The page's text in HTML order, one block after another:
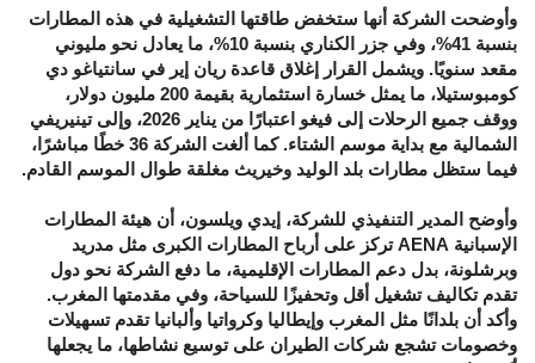
وأوضحت الشركة أنها ستخفض طاقتها التشغيلية في هذه المطارات
بنسبة 41%، وفي جزر الكناري بنسبة 10%، ما يعادل نحو مليوني
مقعد سنويًا. ويشمل القرار إغلاق قاعدة ريان إير في سانتياغو دي
كومبوستيلا، ما يمثل خسارة استثمارية بقيمة 200 مليون دولار،
ووقف جميع الرحلات إلى فيغو اعتبارًا من يناير 2026، وإلى تينيريفي
الشمالية مع بداية موسم الشتاء. كما ألغت الشركة 36 خطًا مباشرًا،
فيما ستظل مطارات بلد الوليد وخيريث مغلقة طوال الموسم القادم.
وأوضح المدير التنفيذي للشركة، إيدي ويلسون، أن هيئة المطارات
الإسبانية AENA تركز على أرباح المطارات الكبرى مثل مدريد
وبرشلونة، بدل دعم المطارات الإقليمية، ما دفع الشركة نحو دول
تقدم تكاليف تشغيل أقل وتحفيزًا للسياحة، وفي مقدمتها المغرب.
وأكد أن بلدانًا مثل المغرب وإيطاليا وكرواتيا وألبانيا تقدم تسهيلات
وخصومات تشجع شركات الطيران على توسيع نشاطها، ما يجعلها